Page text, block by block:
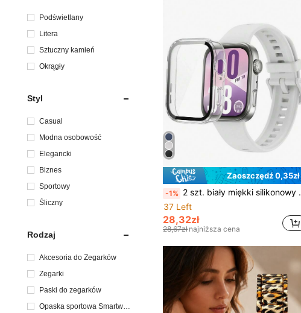
Podświetlany
Litera
Sztuczny kamień
Okrągły
Styl
Casual
Modna osobowość
Elegancki
Biznes
Sportowy
Śliczny
Rodzaj
Akcesoria do Zegarków
Zegarki
Paski do zegarków
Opaska sportowa Smartwat
Zaoszczędź 0,35zł
-1% 2 szt. biały miękki silikonowy pasek i pełny przezroczysty ekran ochronny kompatybilny z Watch Fit 3/Fit 4/Fit 4 Pro, oddychający sportowy pasek zamienny z odporną na zarysowania obudową ochronną, regulowane, potoodporne akcesoria do zegarka dla mężczyzn i kobiet
37 Left
28,32zł
28,67złnajniższa cena